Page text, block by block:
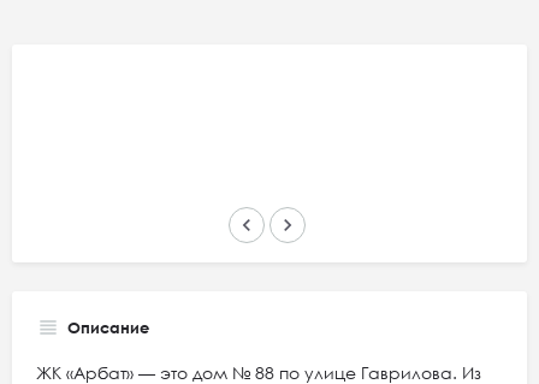
keyboard_arrow_left keyboard_arrow_right
Описание
ЖК «Арбат» — это дом № 88 по улице Гаврилова. Из